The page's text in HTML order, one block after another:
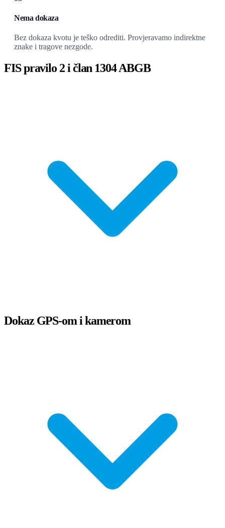
Nema dokaza
Bez dokaza kvotu je teško odrediti. Provjeravamo indirektne
znake i tragove nezgode.
FIS pravilo 2 i član 1304 ABGB
Dokaz GPS-om i kamerom